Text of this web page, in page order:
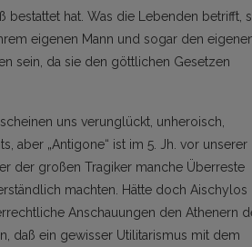
bestattet hat. Was die Lebenden betrifft,
eigenen Mann und sogar den
sein, da sie den göttlichen Gesetzen
uns verunglückt, unheroisch,
aber „Antigone“ ist im 5. Jh. vor unserer
der großen Tragiker manche Überreste
machten. Hätte doch Aischylos
Anschauungen den Athenern
daß ein gewisser Utilitarismus mit dem